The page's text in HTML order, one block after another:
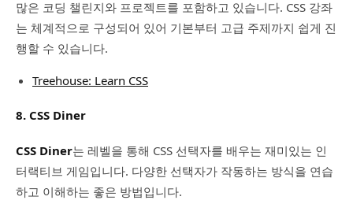
많은 코딩 챌린지와 프로젝트를 포함하고 있습니다. CSS 강좌
는 체계적으로 구성되어 있어 기본부터 고급 주제까지 쉽게 진
행할 수 있습니다.
Treehouse: Learn CSS
8. CSS Diner
CSS Diner는 레벨을 통해 CSS 선택자를 배우는 재미있는 인
터랙티브 게임입니다. 다양한 선택자가 작동하는 방식을 연습
하고 이해하는 좋은 방법입니다.